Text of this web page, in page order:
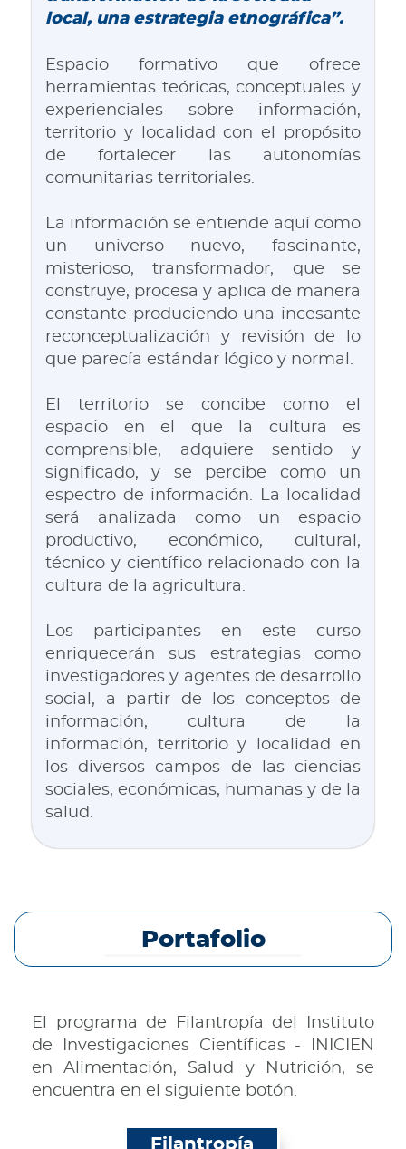
local, una estrategia etnográfica”.
Espacio formativo que ofrece
herramientas teóricas, conceptuales y
experienciales sobre información,
territorio y localidad con el propósito
de fortalecer las autonomías
comunitarias territoriales.
La información se entiende aquí como
un universo nuevo, fascinante,
misterioso, transformador, que se
construye, procesa y aplica de manera
constante produciendo una incesante
reconceptualización y revisión de lo
que parecía estándar lógico y normal.
El territorio se concibe como el
espacio en el que la cultura es
comprensible, adquiere sentido y
significado, y se percibe como un
espectro de información. La localidad
será analizada como un espacio
productivo, económico, cultural,
técnico y científico relacionado con la
cultura de la agricultura.
Los participantes en este curso
enriquecerán sus estrategias como
investigadores y agentes de desarrollo
social, a partir de los conceptos de
información, cultura de la
información, territorio y localidad en
los diversos campos de las ciencias
sociales, económicas, humanas y de la
salud.
Portafolio
El programa de Filantropía del Instituto
de Investigaciones Científicas - INICIEN
en Alimentación, Salud y Nutrición, se
encuentra en el siguiente botón.
Filantropía